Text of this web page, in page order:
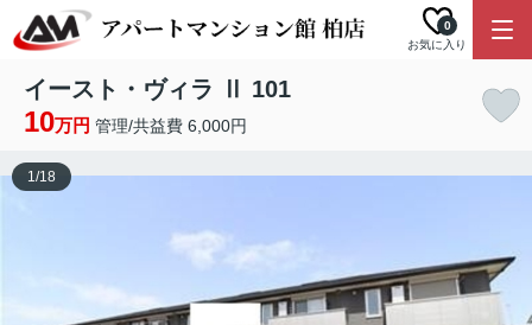
お気に入り
0
イースト・ヴィラ Ⅱ 101
10万円 管理/共益費 6,000円
1/18